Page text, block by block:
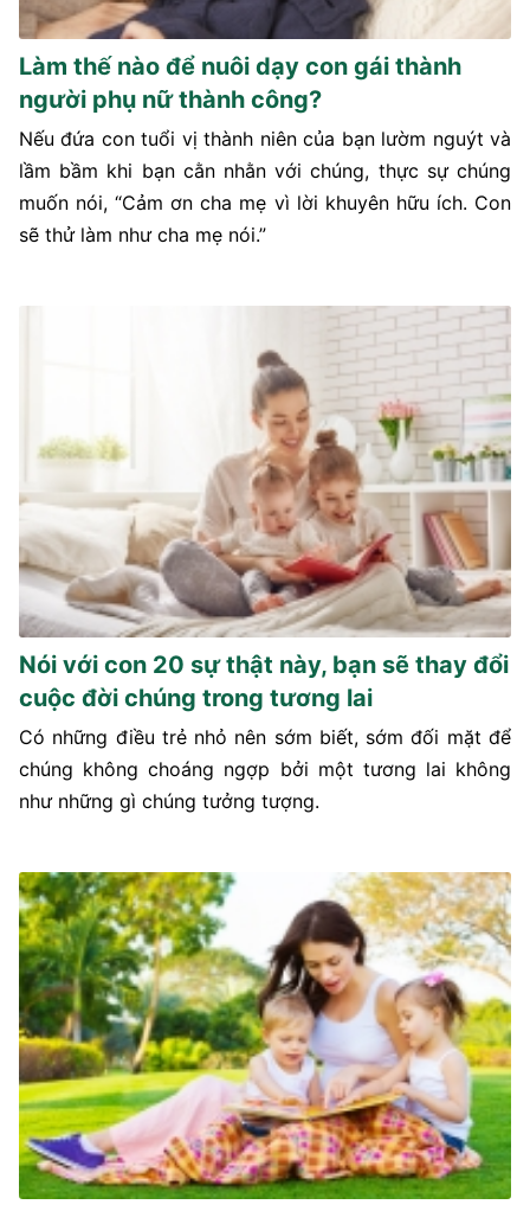
Làm thế nào để nuôi dạy con gái thành
người phụ nữ thành công?
Nếu đứa con tuổi vị thành niên của bạn lườm nguýt và
lầm bầm khi bạn cằn nhằn với chúng, thực sự chúng
muốn nói, “Cảm ơn cha mẹ vì lời khuyên hữu ích. Con
sẽ thử làm như cha mẹ nói.”
Nói với con 20 sự thật này, bạn sẽ thay đổi
cuộc đời chúng trong tương lai
Có những điều trẻ nhỏ nên sớm biết, sớm đối mặt để
chúng không choáng ngợp bởi một tương lai không
như những gì chúng tưởng tượng.